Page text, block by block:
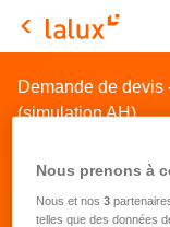
LALUX Assurances
Demande de
(simulation AH)
Nous prenons à
Nous et nos3
telles que des données